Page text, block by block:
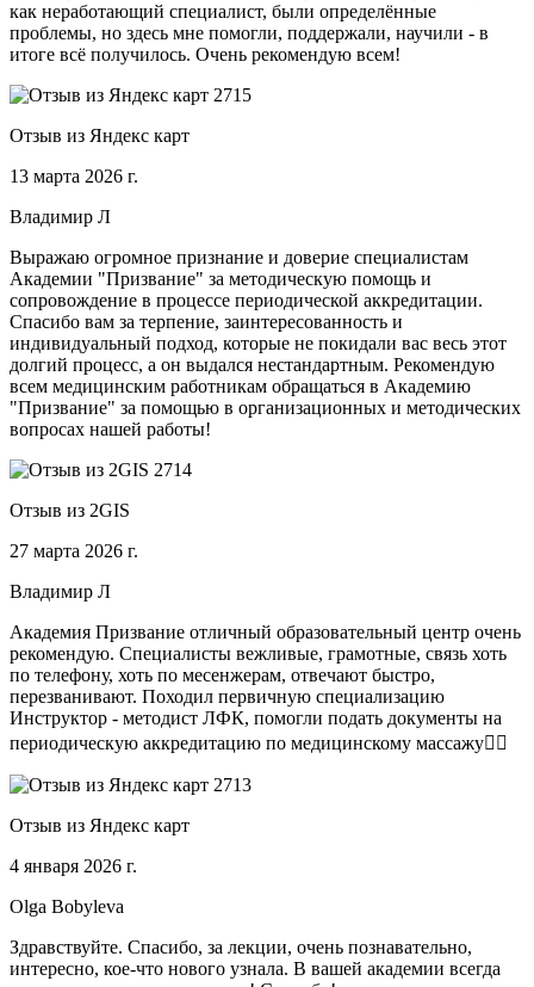
как неработающий специалист, были определённые
проблемы, но здесь мне помогли, поддержали, научили - в
итоге всё получилось. Очень рекомендую всем!
Отзыв из Яндекс карт
13 марта 2026 г.
Владимир Л
Выражаю огромное признание и доверие специалистам
Академии "Призвание" за методическую помощь и
сопровождение в процессе периодической аккредитации.
Спасибо вам за терпение, заинтересованность и
индивидуальный подход, которые не покидали вас весь этот
долгий процесс, а он выдался нестандартным. Рекомендую
всем медицинским работникам обращаться в Академию
"Призвание" за помощью в организационных и методических
вопросах нашей работы!
Отзыв из 2GIS
27 марта 2026 г.
Владимир Л
Академия Призвание отличный образовательный центр очень
рекомендую. Специалисты вежливые, грамотные, связь хоть
по телефону, хоть по месенжерам, отвечают быстро,
перезванивают. Походил первичную специализацию
Инструктор - методист ЛФК, помогли подать документы на
периодическую аккредитацию по медицинскому массажу🧑‍⚕️
Отзыв из Яндекс карт
4 января 2026 г.
Olga Bobyleva
Здравствуйте. Спасибо, за лекции, очень познавательно,
интересно, кое-что нового узнала. В вашей академии всегда